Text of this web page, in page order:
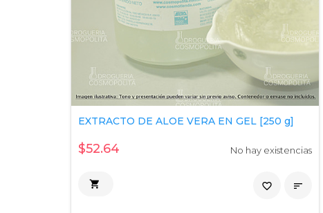
EXTRACTO DE ALOE VERA EN GEL [250 g]
$52.64 No hay existencias
 
favorite_border